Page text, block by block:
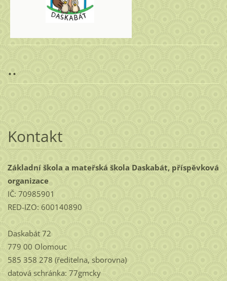
..
Kontakt
Základní škola a mateřská škola Daskabát, příspěvková
organizace
IČ: 70985901
RED-IZO: 600140890
Daskabát 72
779 00 Olomouc
585 358 278 (ředitelna, sborovna)
datová schránka: 77gmcky